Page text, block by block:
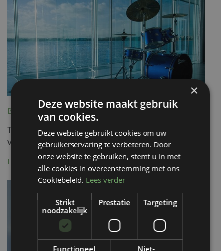
Blog, 20 January 2023
TotalGlas: het uitgebreide programma van
volglazen producten!
Lees meer
×
Deze website maakt gebruik
van cookies.
Deze website gebruikt cookies om uw
gebruikerservaring te verbeteren. Door
onze website te gebruiken, stemt u in met
alle cookies in overeenstemming met ons
Cookiebeleid. Lees verder
Strikt
noodzakelijk
Prestatie Targeting
Functioneel
Niet-